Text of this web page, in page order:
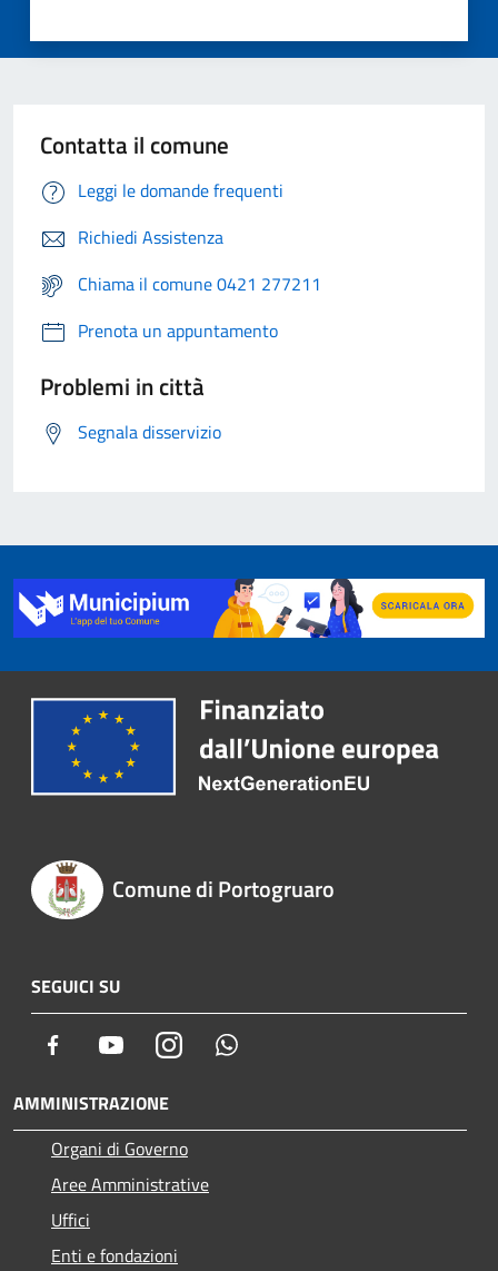
Contatta il comune
Leggi le domande frequenti
Richiedi Assistenza
Chiama il comune 0421 277211
Prenota un appuntamento
Problemi in città
Segnala disservizio
Comune di Portogruaro
SEGUICI SU
Facebook YoutubeInstagram
AMMINISTRAZIONE
Organi di Governo
Aree Amministrative
Uffici
Enti e fondazioni